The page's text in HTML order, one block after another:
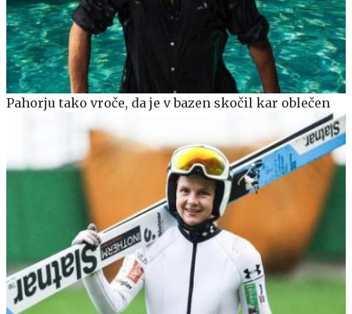
Pahorju tako vroče, da je v bazen skočil kar oblečen